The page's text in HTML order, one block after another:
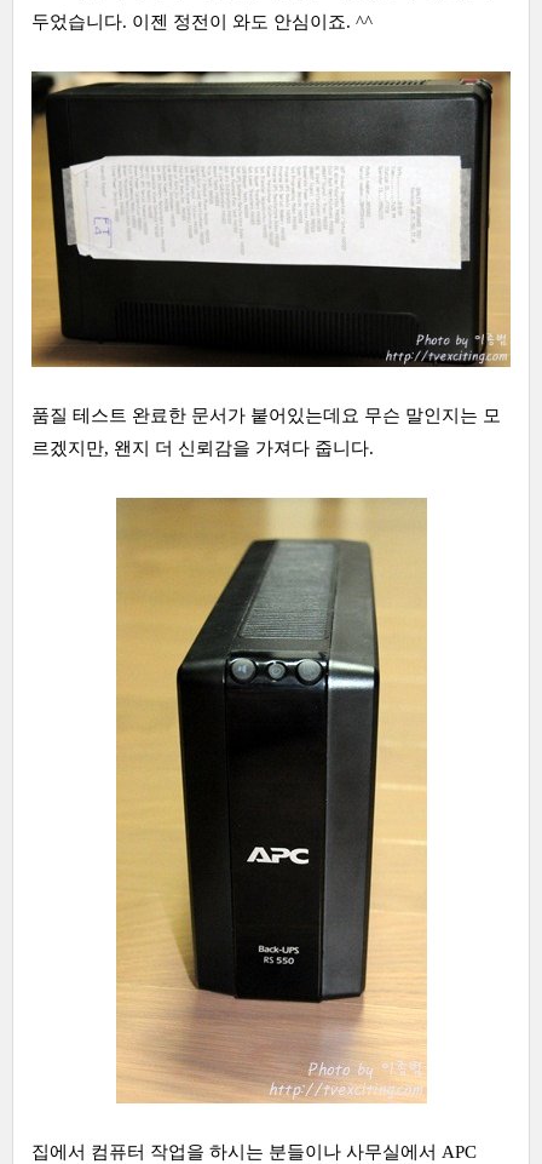
두었습니다. 이젠 정전이 와도 안심이죠. ^^
품질 테스트 완료한 문서가 붙어있는데요 무슨 말인지는 모
르겠지만, 왠지 더 신뢰감을 가져다 줍니다.
집에서 컴퓨터 작업을 하시는 분들이나 사무실에서 APC